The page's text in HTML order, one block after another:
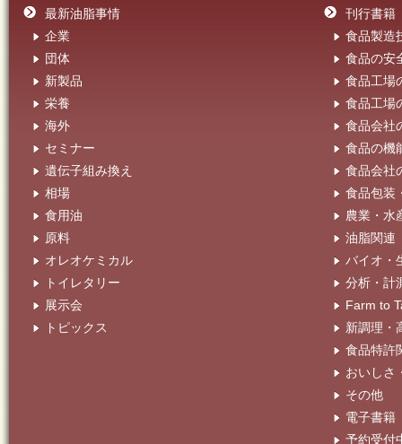
最新油脂事情
企業
団体
新製品
栄養
海外
セミナー
遺伝子組み換え
相場
食用油
原料
オレオケミカル
トイレタリー
展示会
トピックス
刊行書籍
食品製造
食品の安
食品工場
食品工場
食品会社
食品の機
食品会社
食品包装
農業・水
油脂関連
バイオ・
分析・計
Farm to
新調理・
食品特許
おいしさ
その他
電子書籍
予約受付